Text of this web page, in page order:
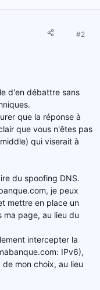
#2
d'en débattre sans
que la réponse à
que vous n'êtes pas
qui viserait à
du spoofing DNS.
je peux
mettre en place un
ma page, au lieu du
intercepter la
IPv6),
mon choix, au lieu